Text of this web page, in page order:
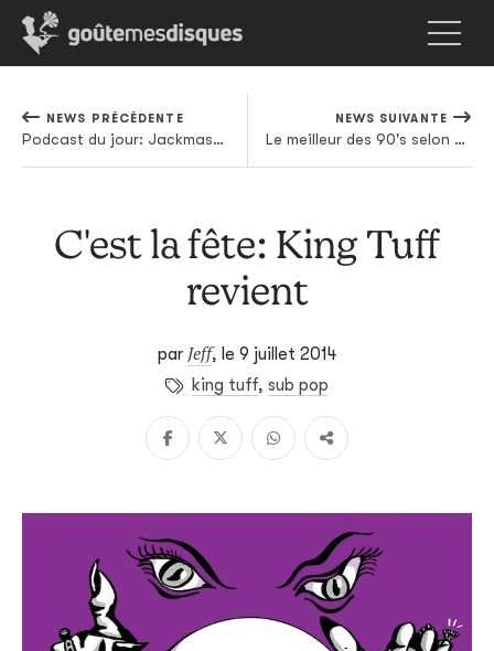
NEWS PRÉCÉDENTE
Podcast du jour: Jackmaster et Oneman deviennent Can U Dance
NEWS SUIVANTE
Le meilleur des 90's selon Para One dans un mix gratuit
C'est la fête: King Tuff
revient
par Jeff, le 9 juillet 2014
king tuff, sub pop